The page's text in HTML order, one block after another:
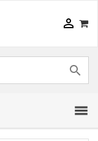

